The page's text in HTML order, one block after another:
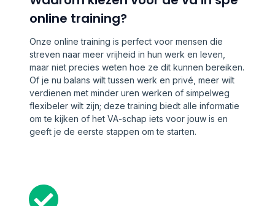
online training?
Onze online training is perfect voor mensen die
streven naar meer vrijheid in hun werk en leven,
maar niet precies weten hoe ze dit kunnen bereiken.
Of je nu balans wilt tussen werk en privé, meer wilt
verdienen met minder uren werken of simpelweg
flexibeler wilt zijn; deze training biedt alle informatie
om te kijken of het VA-schap iets voor jouw is en
geeft je de eerste stappen om te starten.